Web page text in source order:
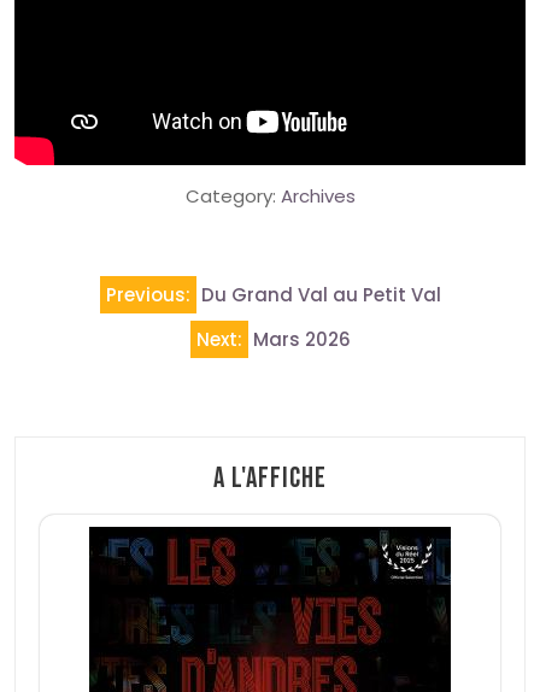
Category: Archives
NavigationPrevious: Du Grand Val au Petit Val
Next: Mars 2026
A l'affiche